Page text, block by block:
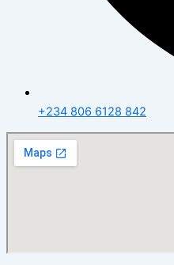
+234 806 6128 842